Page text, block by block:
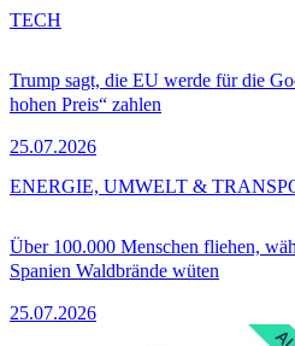
Trump sagt, die EU werde für die
hohen Preis“ zahlen
25.07.2026
TECH
Über 100.000 Menschen fliehen,
Spanien Waldbrände wüten
25.07.2026
ENERGIE, UMWELT &